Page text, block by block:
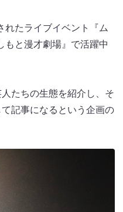
れたライブイベント『ム
もと漫才劇場』で活躍中
たちの生態を紹介し、そ
記事になるという企画の